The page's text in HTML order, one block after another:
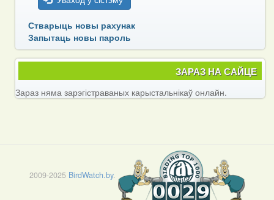
Стварыць новы рахунак
Запытаць новы пароль
ЗАРАЗ НА САЙЦЕ
Зараз няма зарэгістраваных карыстальнікаў онлайн.
2009-2025 BirdWatch.by.